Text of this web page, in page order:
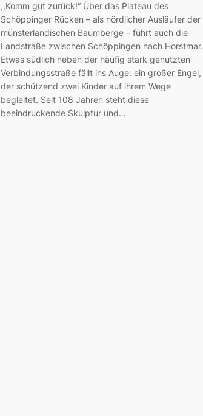
,,Komm gut zurück!“ Über das Plateau des
Schöppinger Rücken – als nördlicher Ausläufer der
münsterländischen Baumberge – führt auch die
Landstraße zwischen Schöppingen nach Horstmar.
Etwas südlich neben der häufig stark genutzten
Verbindungsstraße fällt ins Auge: ein großer Engel,
der schützend zwei Kinder auf ihrem Wege
begleitet. Seit 108 Jahren steht diese
beeindruckende Skulptur und…